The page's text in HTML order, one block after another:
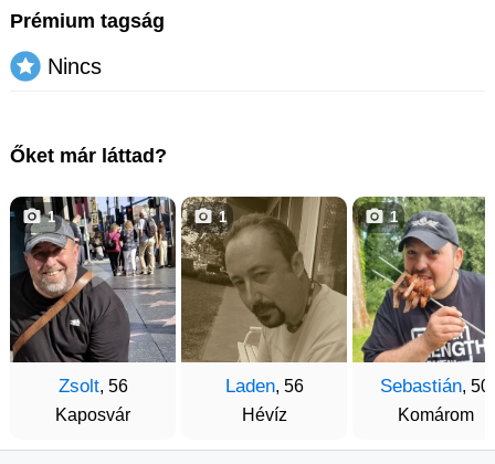
Prémium tagság
Nincs
Őket már láttad?
Zsolt, 56
Kaposvár
1
Laden, 56
Hévíz
1
Sebastián, 50
Komárom
1